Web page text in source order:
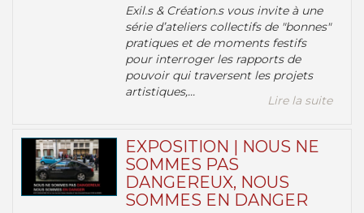
Exil.s & Création.s vous invite à une
série d’ateliers collectifs de "bonnes"
pratiques et de moments festifs
pour interroger les rapports de
pouvoir qui traversent les projets
artistiques,...
Lire la suite
EXPOSITION | NOUS NE
SOMMES PAS
DANGEREUX, NOUS
SOMMES EN DANGER